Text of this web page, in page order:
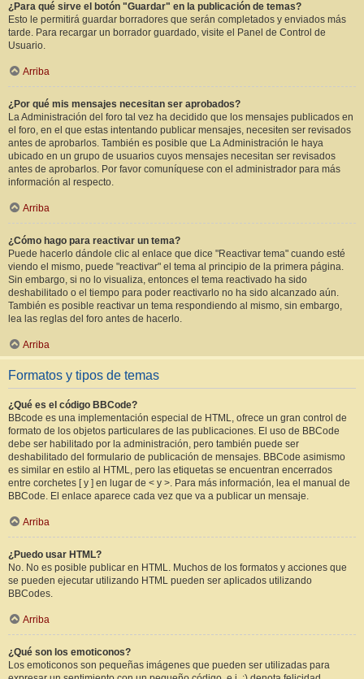
¿Para qué sirve el botón "Guardar" en la publicación de temas?
Esto le permitirá guardar borradores que serán completados y enviados más
tarde. Para recargar un borrador guardado, visite el Panel de Control de
Usuario.
Arriba
¿Por qué mis mensajes necesitan ser aprobados?
La Administración del foro tal vez ha decidido que los mensajes publicados en
el foro, en el que estas intentando publicar mensajes, necesiten ser revisados
antes de aprobarlos. También es posible que La Administración le haya
ubicado en un grupo de usuarios cuyos mensajes necesitan ser revisados
antes de aprobarlos. Por favor comuníquese con el administrador para más
información al respecto.
Arriba
¿Cómo hago para reactivar un tema?
Puede hacerlo dándole clic al enlace que dice "Reactivar tema" cuando esté
viendo el mismo, puede "reactivar" el tema al principio de la primera página.
Sin embargo, si no lo visualiza, entonces el tema reactivado ha sido
deshabilitado o el tiempo para poder reactivarlo no ha sido alcanzado aún.
También es posible reactivar un tema respondiendo al mismo, sin embargo,
lea las reglas del foro antes de hacerlo.
Arriba
Formatos y tipos de temas
¿Qué es el código BBCode?
BBcode es una implementación especial de HTML, ofrece un gran control de
formato de los objetos particulares de las publicaciones. El uso de BBCode
debe ser habilitado por la administración, pero también puede ser
deshabilitado del formulario de publicación de mensajes. BBCode asimismo
es similar en estilo al HTML, pero las etiquetas se encuentran encerrados
entre corchetes [ y ] en lugar de < y >. Para más información, lea el manual de
BBCode. El enlace aparece cada vez que va a publicar un mensaje.
Arriba
¿Puedo usar HTML?
No. No es posible publicar en HTML. Muchos de los formatos y acciones que
se pueden ejecutar utilizando HTML pueden ser aplicados utilizando
BBCodes.
Arriba
¿Qué son los emoticonos?
Los emoticonos son pequeñas imágenes que pueden ser utilizadas para